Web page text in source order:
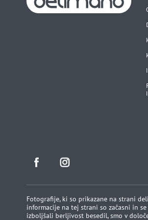
Fotografije, ki so prikazane na strani
informacije na tej strani so začasni in
izboljšali berljivost besedil, smo v